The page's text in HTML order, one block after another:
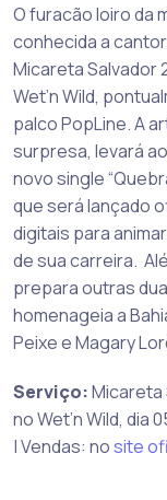
O furacão loiro da
conhecida a
Micareta Salvador
Wet’n Wild,
palco PopLine. A
surpresa, levará
novo single
que será lançado
digitais para
de sua carreira.
prepara outras
homenageia a
Peixe e Magary
Serviço:Micareta
no Wet’n Wild, dia
| Vendas: nosite